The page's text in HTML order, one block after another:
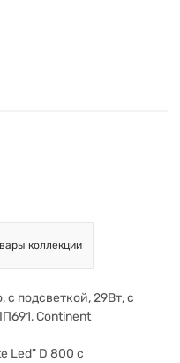
коллекции
с подсветкой, 29Вт, с
Continent
Led" D 800 с